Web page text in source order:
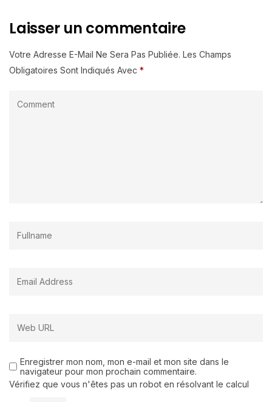
Laisser un commentaire
Votre Adresse E-Mail Ne Sera Pas Publiée. Les Champs
Obligatoires Sont Indiqués Avec *
Enregistrer mon nom, mon e-mail et mon site dans le
navigateur pour mon prochain commentaire.
Vérifiez que vous n'êtes pas un robot en résolvant le calcul